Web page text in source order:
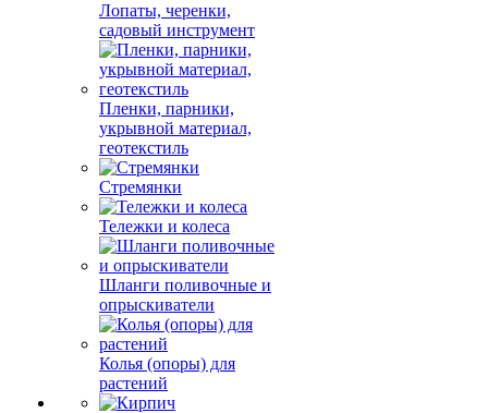
Лопаты, черенки,
садовый инструмент
Пленки, парники,
укрывной материал,
геотекстиль
Стремянки
Тележки и колеса
Шланги поливочные и
опрыскиватели
Колья (опоры) для
растений